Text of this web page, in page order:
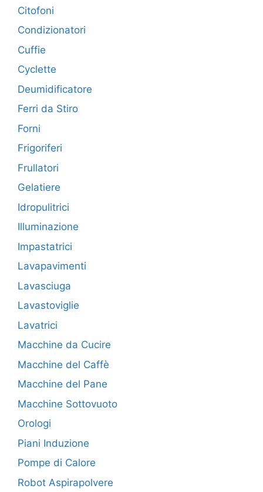
Citofoni
Condizionatori
Cuffie
Cyclette
Deumidificatore
Ferri da Stiro
Forni
Frigoriferi
Frullatori
Gelatiere
Idropulitrici
Illuminazione
Impastatrici
Lavapavimenti
Lavasciuga
Lavastoviglie
Lavatrici
Macchine da Cucire
Macchine del Caffè
Macchine del Pane
Macchine Sottovuoto
Orologi
Piani Induzione
Pompe di Calore
Robot Aspirapolvere